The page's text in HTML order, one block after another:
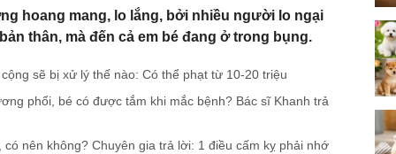
hoang mang, lo lắng, bởi nhiều người lo ngại
thân, mà đến cả em bé đang ở trong bụng.
sẽ bị xử lý thế nào: Có thể phạt từ 10-20 triệu
phổi, bé có được tắm khi mắc bệnh? Bác sĩ Khanh trả
nên không? Chuyên gia trả lời: 1 điều cấm kỵ phải nhớ